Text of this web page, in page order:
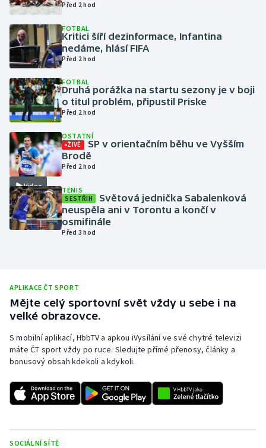
Krasobruslení
Lezení
Lyže a snowboard
Moderní pětiboj
Motorsport
Olympijské hry
Parasport
Plavání
Rychlobruslení
Rychlostní kanoistika
Short track
Sportovní střelba
Před 2 hod
FOTBAL
Kritici šíří dezinformace, Infantina
nedáme, hlásí FIFA
Před 2 hod
FOTBAL
Druhá porážka na startu sezony je v boji
o titul problém, připustil Priske
Před 2 hod
Video
OSTATNÍ
ŽIVĚ
SP v orientačním běhu ve Vyšším
Brodě
Před 2 hod
TENIS
SESTŘIH
Světová jednička Sabalenková
neuspěla ani v Torontu a končí v
osmifinále
Před 3 hod
APLIKACE ČT SPORT
Mějte celý sportovní svět vždy u sebe i na
velké obrazovce.
S mobilní aplikací, HbbTV a apkou iVysílání ve své chytré televizi
máte ČT sport vždy po ruce. Sledujte přímé přenosy, články a
bonusový obsah kdekoli a kdykoli.
SOCIÁLNÍ SÍTĚ